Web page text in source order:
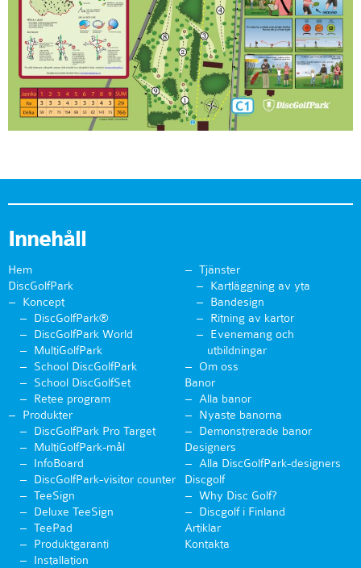
Innehåll
Hem
DiscGolfPark
Koncept
DiscGolfPark®
DiscGolfPark World
MultiGolfPark
School DiscGolfPark
School DiscGolfSet
Retee program
Produkter
DiscGolfPark Pro Target
MultiGolfPark-mål
InfoBoard
DiscGolfPark-visitor counter
TeeSign
Deluxe TeeSign
TeePad
Produktgaranti
Installation
Tjänster
Kartläggning av yta
Bandesign
Ritning av kartor
Evenemang och
utbildningar
Om oss
Banor
Alla banor
Nyaste banorna
Demonstrerade banor
Designers
Alla DiscGolfPark-designers
Discgolf
Why Disc Golf?
Discgolf i Finland
Artiklar
Kontakta